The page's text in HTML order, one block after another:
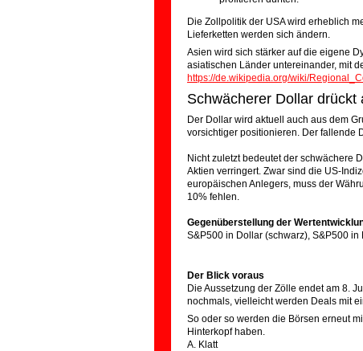
Die Zollpolitik der USA wird erheblich
Lieferketten werden sich ändern.
Asien wird sich stärker auf die eigene
asiatischen Länder untereinander, mit
https://de.wikipedia.org/wiki/
Schwächerer Dollar
Der Dollar wird aktuell auch aus dem
vorsichtiger positionieren. Der fallende
Nicht zuletzt bedeutet der schwächere
Aktien verringert. Zwar sind die US-
europäischen Anlegers, muss der
10% fehlen.
Gegenüberstellung der
S&P500 in Dollar (schwarz), S&P500 in
Der Blick voraus
Die Aussetzung der Zölle endet am 8.
nochmals, vielleicht werden Deals mit
So oder so werden die Börsen erneut
Hinterkopf haben.
A. Klatt